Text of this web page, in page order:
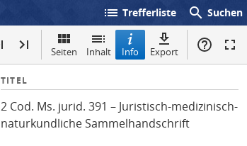
list Trefferliste search Suchen
Seiten Inhalt Info Export
I
f
o
TITEL
2 Cod. Ms. jurid. 391 – Juristisch-medizinisch-
naturkundliche Sammelhandschrift